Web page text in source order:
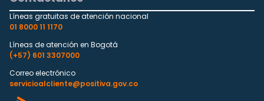
Líneas gratuitas de atención nacional
01 8000 11 1170
Líneas de atención en Bogotá
(+57) 601 3307000
Correo electrónico
servicioalcliente@positiva.gov.co